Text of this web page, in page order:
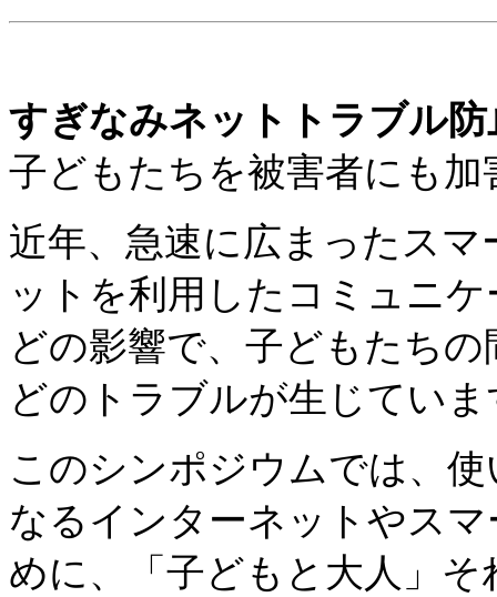
すぎなみネットトラブル
子どもたちを被害者にも
近年、急速に広まったス
ットを利用したコミュニ
どの影響で、子どもたち
どのトラブルが生じていま
このシンポジウムでは、
なるインターネットやス
めに、「子どもと大人」